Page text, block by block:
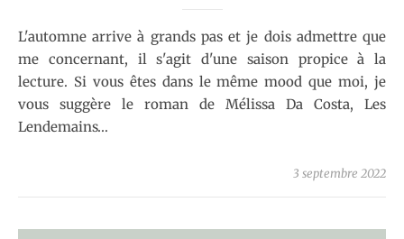
L'automne arrive à grands pas et je dois admettre que
me concernant, il s'agit d'une saison propice à la
lecture. Si vous êtes dans le même mood que moi, je
vous suggère le roman de Mélissa Da Costa, Les
Lendemains…
3 septembre 2022